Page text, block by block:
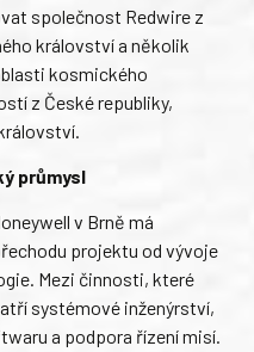
společnost Redwire z
království a několik
kosmického
z České republiky,
průmysl
v Brně má
projektu od vývoje
Mezi činnosti, které
systémové inženýrství,
a podpora řízení misí.